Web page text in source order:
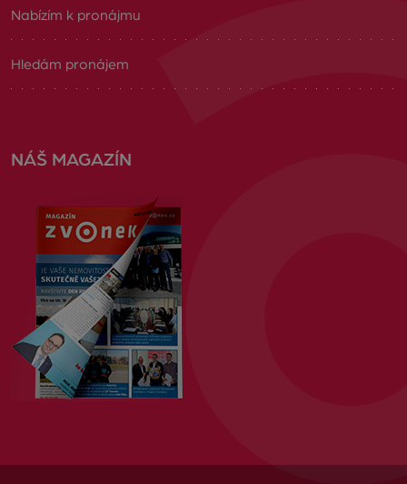
Nabízím k pronájmu
Hledám pronájem
NÁŠ MAGAZÍN